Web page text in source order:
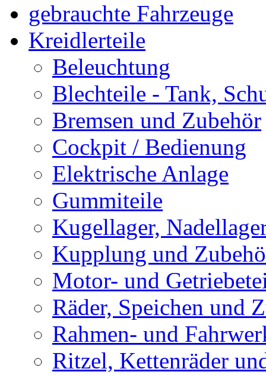
gebrauchte Fahrzeuge
Kreidlerteile
Beleuchtung
Blechteile - Tank,
Bremsen und Zubehör
Cockpit / Bedienung
Elektrische Anlage
Gummiteile
Kugellager,
Kupplung und
Motor- und
Räder, Speichen und
Rahmen- und
Ritzel, Kettenräder